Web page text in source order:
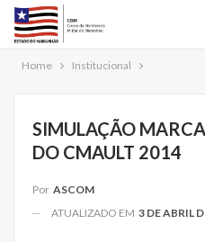
Home Institucional
SIMULAÇÃO
DO CMAULT 2014
Por ASCOM
ATUALIZADO EM 3 DE ABRIL